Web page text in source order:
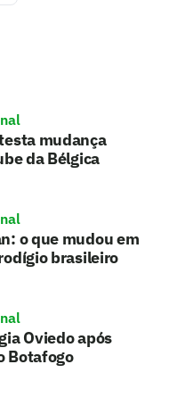
mudança
da Bélgica
o que mudou em
brasileiro
Oviedo após
Botafogo